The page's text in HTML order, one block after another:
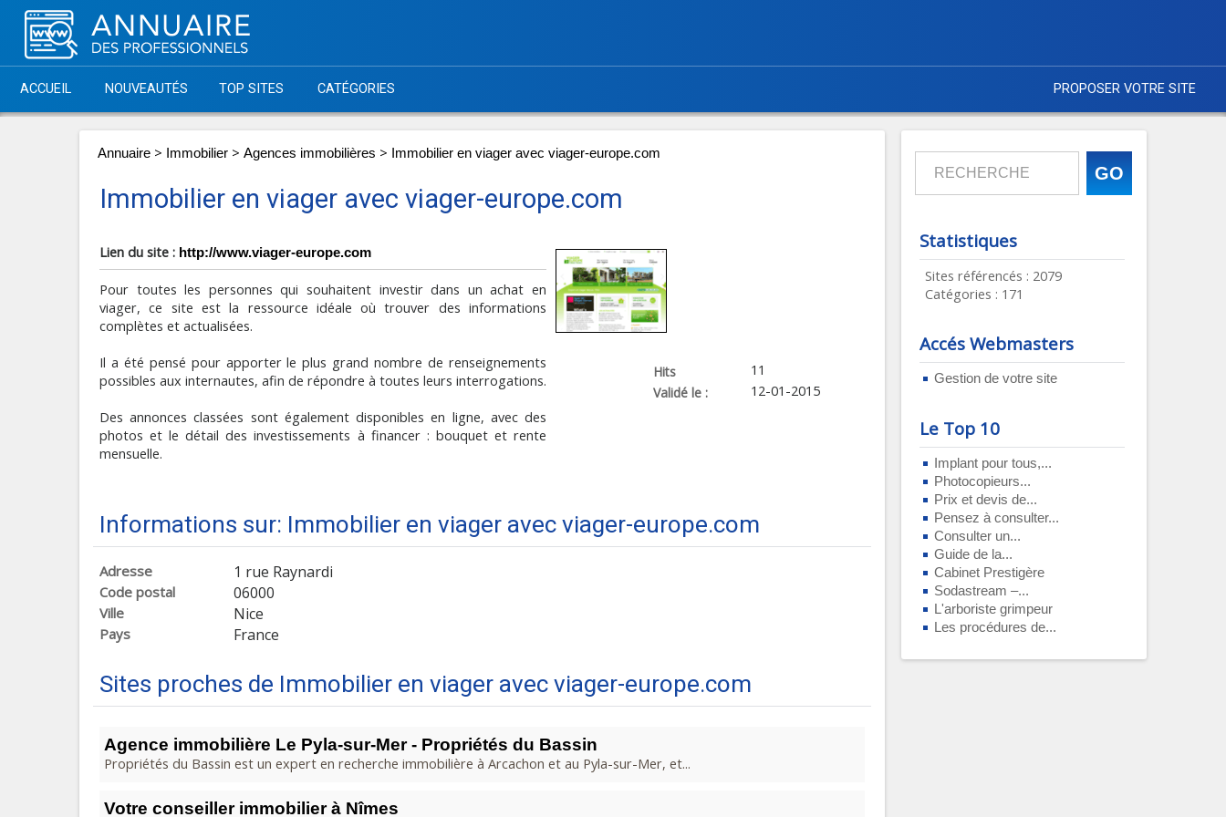
ACCUEIL NOUVEAUTÉS TOP SITES CATÉGORIES PROPOSER VOTRE SITE
Statistiques
Sites référencés : 2079
Catégories : 171
Accés Webmasters
Gestion de votre site
Le Top 10
Implant pour tous,...
Photocopieurs...
Prix et devis de...
Pensez à consulter...
Consulter un...
Guide de la...
Cabinet Prestigère
Sodastream –...
L'arboriste grimpeur
Les procédures de...
Annuaire > Immobilier > Agences immobilières > Immobilier en viager avec viager-europe.com
Immobilier en viager avec viager-europe.com
Lien du site : http://www.viager-europe.com
Pour toutes les personnes qui souhaitent investir dans un achat en
viager, ce site est la ressource idéale où trouver des informations
complètes et actualisées.
Il a été pensé pour apporter le plus grand nombre de renseignements
possibles aux internautes, afin de répondre à toutes leurs interrogations.
Des annonces classées sont également disponibles en ligne, avec des
photos et le détail des investissements à financer : bouquet et rente
mensuelle.
Hits
11
Validé le :
12-01-2015
Informations sur: Immobilier en viager avec viager-europe.com
Adresse 1 rue Raynardi
Code postal 06000
Ville Nice
Pays France
Sites proches de Immobilier en viager avec viager-europe.com
Agence immobilière Le Pyla-sur-Mer - Propriétés du Bassin
Propriétés du Bassin est un expert en recherche immobilière à Arcachon et au Pyla-sur-Mer, et...
Votre conseiller immobilier à Nîmes